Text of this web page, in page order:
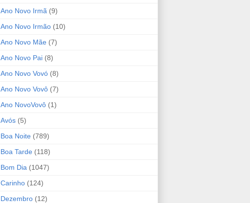
Ano Novo Irmã (9)
Ano Novo Irmão (10)
Ano Novo Mãe (7)
Ano Novo Pai (8)
Ano Novo Vovó (8)
Ano Novo Vovô (7)
Ano NovoVovô (1)
Avós (5)
Boa Noite (789)
Boa Tarde (118)
Bom Dia (1047)
Carinho (124)
Dezembro (12)